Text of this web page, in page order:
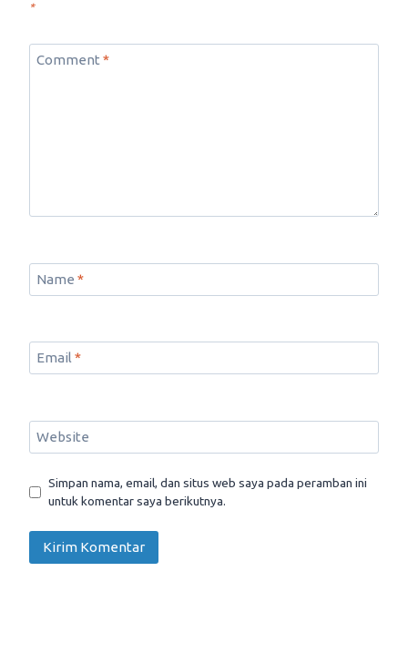
*
Comment *
Name *
Email *
Website
Simpan nama, email, dan situs web saya pada peramban ini
untuk komentar saya berikutnya.